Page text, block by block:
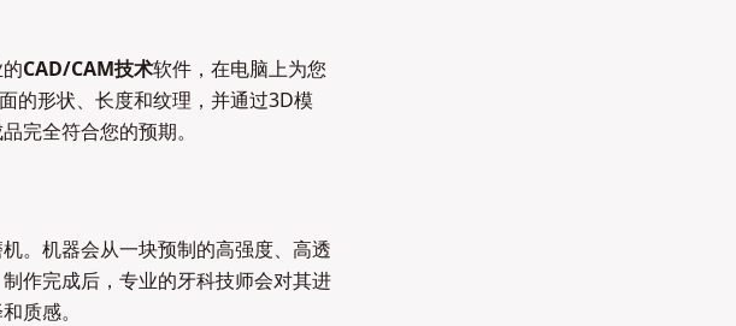
CAD/CAM技术软件，在电脑上为您
的形状、长度和纹理，并通过3D模
完全符合您的预期。
。机器会从一块预制的高强度、高透
作完成后，专业的牙科技师会对其进
质感。